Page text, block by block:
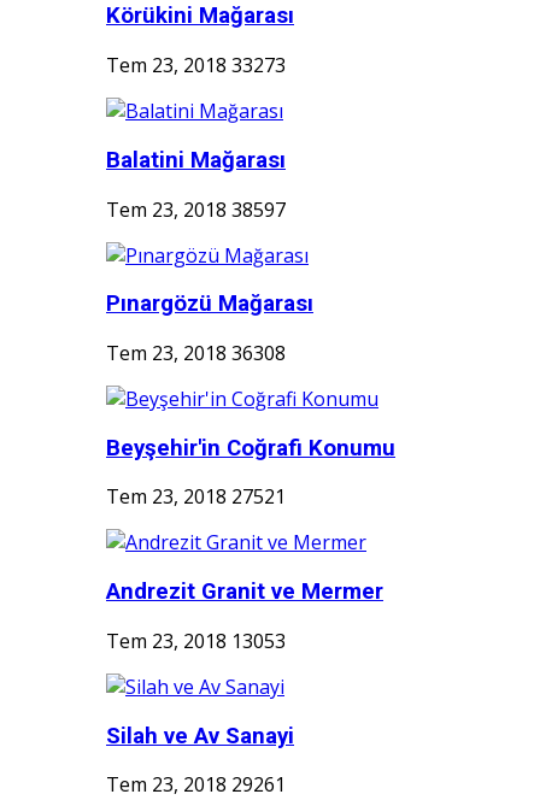
Körükini Mağarası
Tem 23, 2018 33273
Balatini Mağarası
Tem 23, 2018 38597
Pınargözü Mağarası
Tem 23, 2018 36308
Beyşehir'in Coğrafi Konumu
Tem 23, 2018 27521
Andrezit Granit ve Mermer
Tem 23, 2018 13053
Silah ve Av Sanayi
Tem 23, 2018 29261